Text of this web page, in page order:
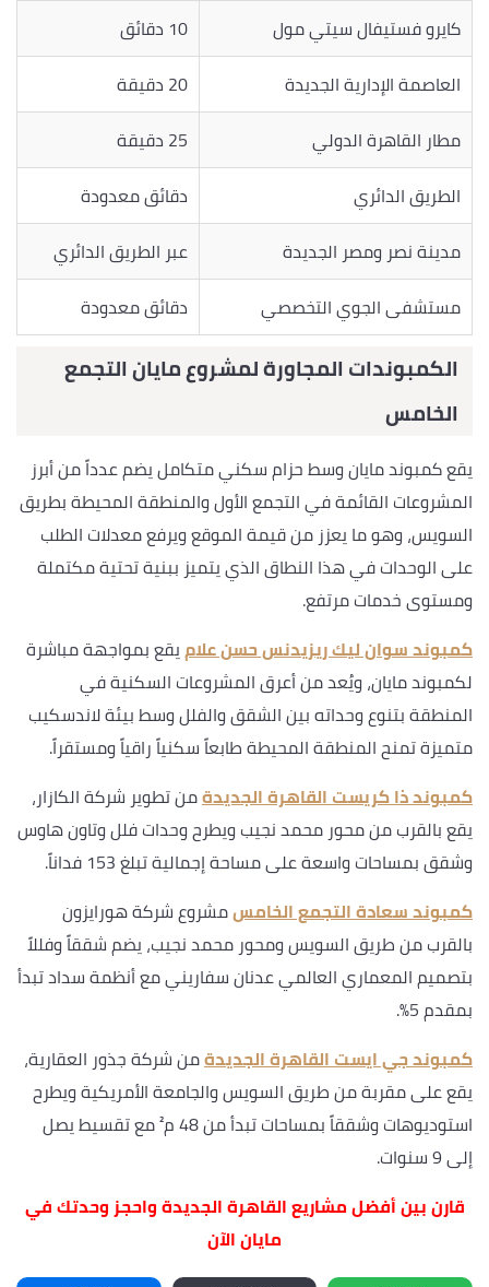
كايرو فستيفال سيتي مول
10 دقائق
العاصمة الإدارية الجديدة
20 دقيقة
مطار القاهرة الدولي
25 دقيقة
الطريق الدائري
دقائق معدودة
مدينة نصر ومصر الجديدة
عبر الطريق الدائري
مستشفى الجوي التخصصي
دقائق معدودة
الكمبوندات المجاورة لمشروع مايان التجمع
الخامس
يقع كمبوند مايان وسط حزام سكني متكامل يضم عدداً من أبرز
المشروعات القائمة في التجمع الأول والمنطقة المحيطة بطريق
السويس، وهو ما يعزز من قيمة الموقع ويرفع معدلات الطلب
على الوحدات في هذا النطاق الذي يتميز ببنية تحتية مكتملة
ومستوى خدمات مرتفع.
كمبوند سوان ليك ريزيدنس حسن علاميقع بمواجهة مباشرة
لكمبوند مايان، ويُعد من أعرق المشروعات السكنية في
المنطقة بتنوع وحداته بين الشقق والفلل وسط بيئة لاندسكيب
متميزة تمنح المنطقة المحيطة طابعاً سكنياً راقياً ومستقراً.
كمبوند ذا كريست القاهرة الجديدةمن تطوير شركة الكازار،
يقع بالقرب من محور محمد نجيب ويطرح وحدات فلل وتاون هاوس
وشقق بمساحات واسعة على مساحة إجمالية تبلغ 153 فداناً.
كمبوند سعادة التجمع الخامسمشروع شركة هورايزون
بالقرب من طريق السويس ومحور محمد نجيب، يضم شققاً وفللاً
بتصميم المعماري العالمي عدنان سفاريني مع أنظمة سداد تبدأ
بمقدم 5%.
كمبوند جي ايست القاهرة الجديدةمن شركة جذور العقارية،
يقع على مقربة من طريق السويس والجامعة الأمريكية ويطرح
استوديوهات وشققاً بمساحات تبدأ من 48 م² مع تقسيط يصل
إلى 9 سنوات.
قارن بين أفضل مشاريع القاهرة الجديدة واحجز وحدتك في
مايان الآن